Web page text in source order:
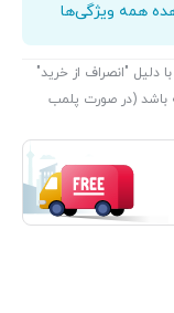
همه ویژگی‌ها
دلیل "انصراف از خرید"
باشد (در صورت پلمب